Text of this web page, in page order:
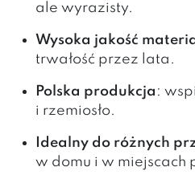
ale wyrazisty.
Wysoka jakość
trwałość przez lata.
Polska produkcja :
i rzemiosło.
Idealny do różnych
w domu i w miejscach